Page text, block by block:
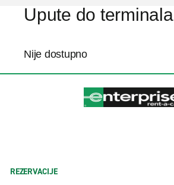
Upute do terminala
Nije dostupno
REZERVACIJE